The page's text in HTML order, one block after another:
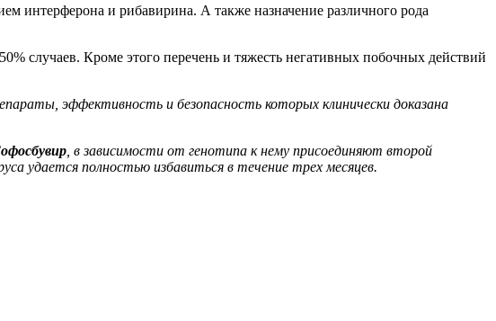
интерферона и рибавирина. А также назначение различного рода
случаев. Кроме этого перечень и тяжесть негативных побочных действий
эффективность и безопасность которых клинически доказана
, в зависимости от генотипа к нему присоединяют второй
удается полностью избавиться в течение трех месяцев.